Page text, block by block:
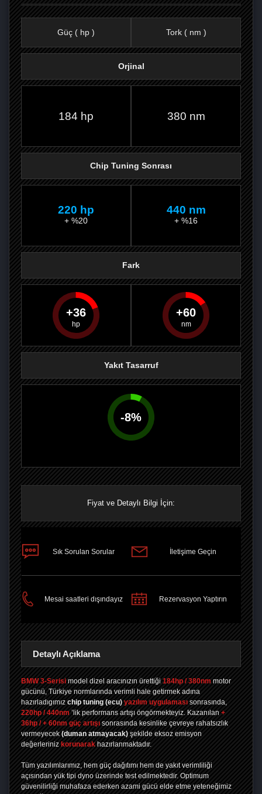
PAYLAŞPAYLAŞPLUS'TA
Güç ( hp ) Tork ( nm )
Orjinal
184 hp 380 nm
Chip Tuning Sonrası
220 hp
+ %20
440 nm
+ %16
Fark
36 60
Yakıt Tasarruf
-8%
Fiyat ve Detaylı Bilgi İçin:
Sık Sorulan Sorular İletişime Geçin
Mesai saatleri dışındayız Rezervasyon Yaptırın
Detaylı Açıklama
BMW 3-Serisi model dizel aracınızın ürettiği 184hp / 380nm motor
gücünü, Türkiye normlarında verimli hale getirmek adına
hazırladıgımız chip tuning (ecu) yazılım uygulaması sonrasında,
220hp / 440nm ’lik performans artışı öngörmekteyiz. Kazanılan +
36hp / + 60nm güç artışı sonrasında kesinlike çevreye rahatsızlık
vermeyecek (duman atmayacak) şekilde eksoz emisyon
değerleriniz korunarak hazırlanmaktadır.
Tüm yazılımlarımız, hem güç dağıtımı hem de yakıt verimliliği
açısından yük tipi dyno üzerinde test edilmektedir. Optimum
güvenilirliği muhafaza ederken azami gücü elde etme yeteneğimiz